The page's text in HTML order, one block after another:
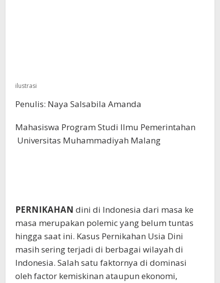
ilustrasi
Penulis: Naya Salsabila Amanda
Mahasiswa Program Studi Ilmu Pemerintahan
Universitas Muhammadiyah Malang
PERNIKAHAN dini di Indonesia dari masa ke
masa merupakan polemic yang belum tuntas
hingga saat ini. Kasus Pernikahan Usia Dini
masih sering terjadi di berbagai wilayah di
Indonesia. Salah satu faktornya di dominasi
oleh factor kemiskinan ataupun ekonomi,